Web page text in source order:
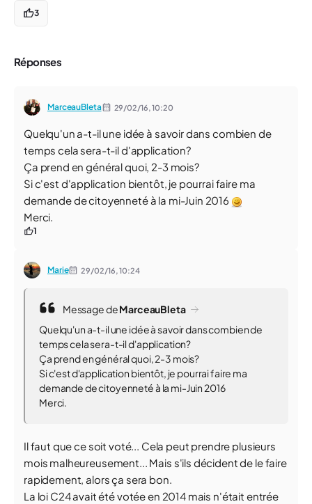
3
Réponses
MarceauBleta 29/02/16,10:20
Quelqu'un a-t-il une idée à savoir dans combien de
temps cela sera-t-il d'application?
Ça prend en général quoi, 2-3 mois?
Si c'est d'application bientôt, je pourrai faire ma
demande de citoyenneté à la mi-Juin 2016
Merci.
1
Marie 29/02/16,10:24
Message deMarceauBleta
Quelqu'un a-t-il une idée à savoir dans combien de
temps cela sera-t-il d'application?
Ça prend en général quoi, 2-3 mois?
Si c'est d'application bientôt, je pourrai faire ma
demande de citoyenneté à la mi-Juin 2016
Merci.
Il faut que ce soit voté... Cela peut prendre plusieurs
mois malheureusement... Mais s'ils décident de le faire
rapidement, alors ça sera bon.
La loi C24 avait été votée en 2014 mais n'était entrée